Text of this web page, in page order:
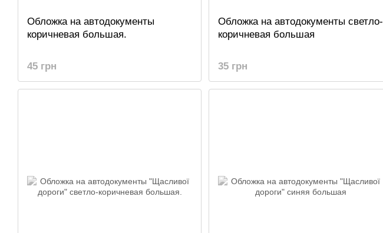
Обложка на автодокументы
коричневая большая.
45 грн
Обложка на автодокументы светло-
коричневая большая
35 грн